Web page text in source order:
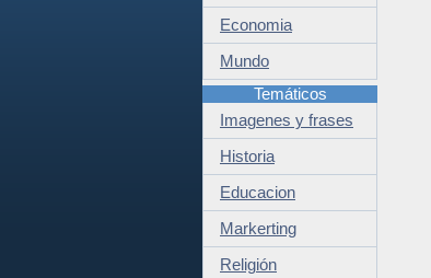
Economia
Mundo
Temáticos
Imagenes y frases
Historia
Educacion
Markerting
Religión